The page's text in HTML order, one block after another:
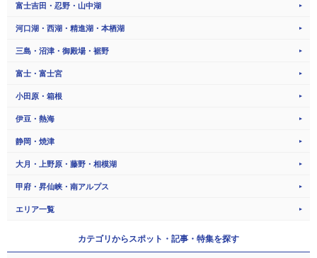
富士吉田・忍野・山中湖
河口湖・西湖・精進湖・本栖湖
三島・沼津・御殿場・裾野
富士・富士宮
小田原・箱根
伊豆・熱海
静岡・焼津
大月・上野原・藤野・相模湖
甲府・昇仙峡・南アルプス
エリア一覧
カテゴリから スポット・記事・特集を探す